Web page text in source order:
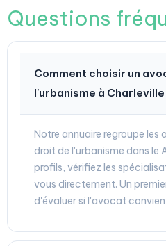
Questions
Comment choisir un
l'urbanisme à
Notre annuaire regroupe les
droit de l'urbanisme dans le
profils, vérifiez les
vous directement. Un
d'évaluer si l'avocat